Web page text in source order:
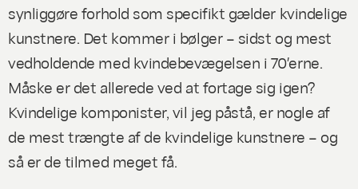
synliggøre forhold som specifikt gælder kvindelige
kunstnere. Det kommer i bølger – sidst og mest
vedholdende med kvindebevægelsen i 70′erne.
Måske er det allerede ved at fortage sig igen?
Kvindelige komponister, vil jeg påstå, er nogle af
de mest trængte af de kvindelige kunstnere – og
så er de tilmed meget få.